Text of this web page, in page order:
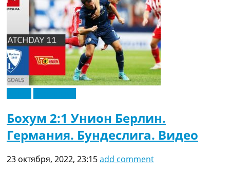
Бохум 2:1 Унион Берлин.
Германия. Бундеслига. Видео
23 октября, 2022, 23:15add comment